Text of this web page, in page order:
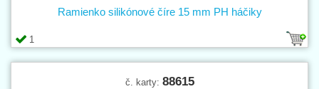
1
Ramienko silikónové číre 15 mm PH háčiky
č. karty: 88615